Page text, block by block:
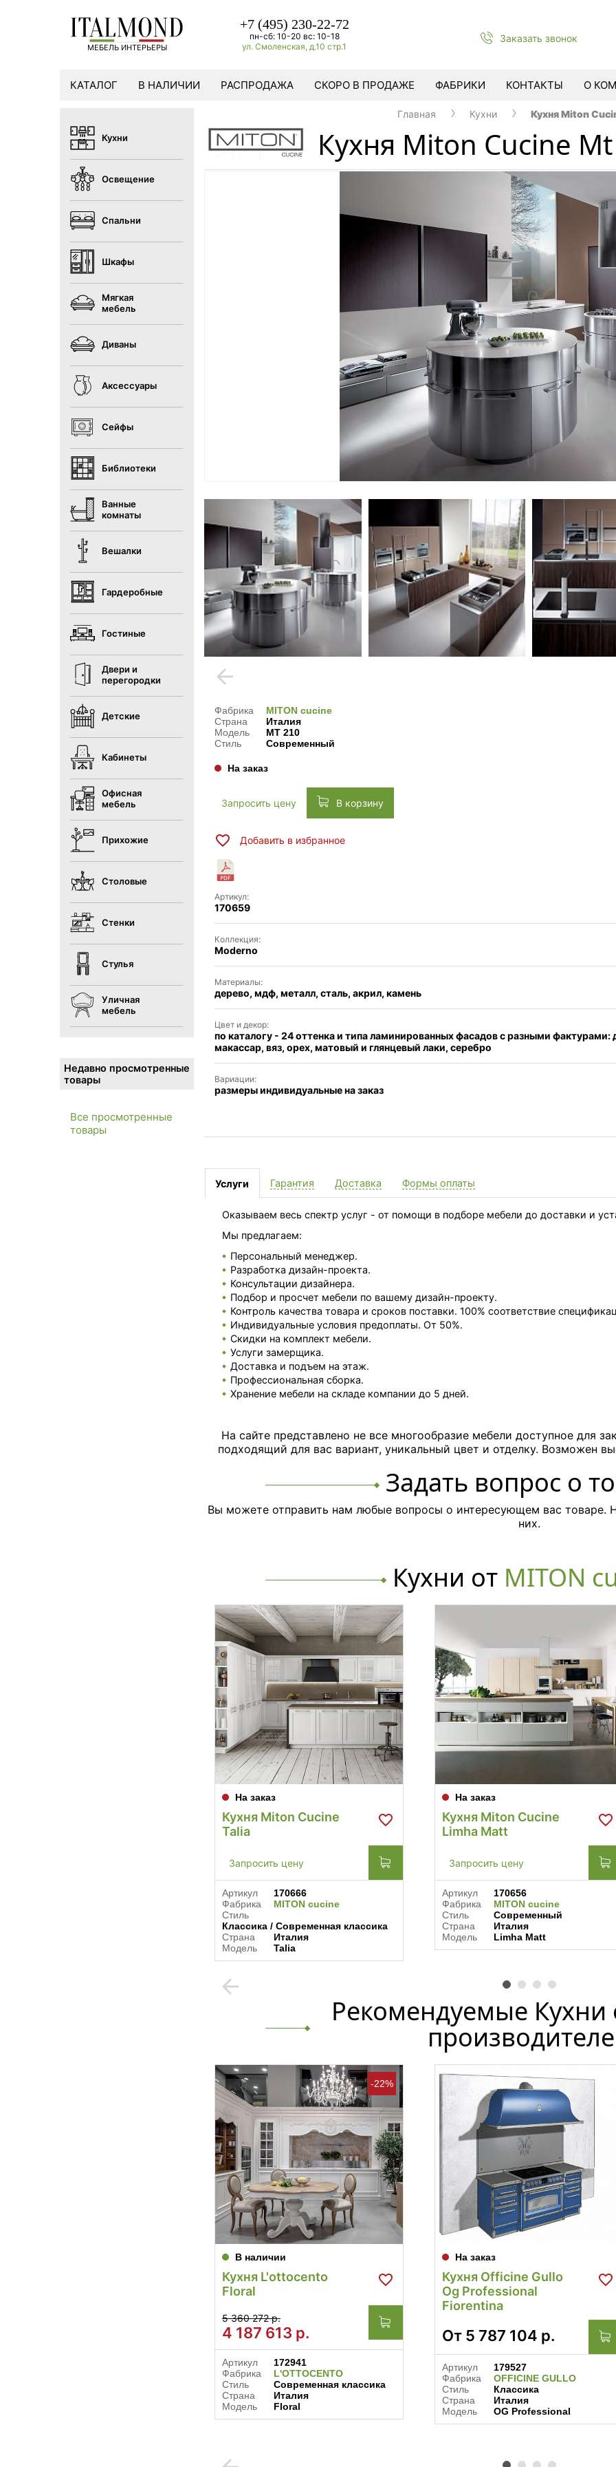
МЕБЕЛЬ ИНТЕРЬЕРЫ
+7 (495) 230-22-72
пн-сб: 10-20 вс: 10-18
ул. Смоленская, д.10 стр.1
Заказать звонок
КАТАЛОГ В НАЛИЧИИ РАСПРОДАЖА СКОРО В ПРОДАЖЕ ФАБРИКИ КОНТАКТЫ О
Кухни
Освещение
Спальни
Шкафы
Мягкая
мебель
Диваны
Аксессуары
Сейфы
Библиотеки
Ванные
комнаты
Вешалки
Гардеробные
Гостиные
Двери и
перегородки
Детские
Кабинеты
Офисная
мебель
Прихожие
Столовые
Стенки
Стулья
Уличная
мебель
Недавно просмотренные
товары
Все просмотренные
товары
Главная Кухни Кухня Miton
Кухня Miton Cucine
arrow_back
Фабрика
MITON cucine
Страна
Италия
Модель
MT 210
Стиль
Современный
На заказ
Запросить цену В корзину
Добавить в избранное
Артикул:
170659
Коллекция:
Moderno
Материалы:
дерево, мдф, металл, сталь, акрил, камень
Цвет и декор:
по каталогу - 24 оттенка и типа ламинированных фасадов с разными фактурами:
макассар, вяз, орех, матовый и глянцевый лаки, серебро
Вариации:
размеры индивидуальные на заказ
Услуги
Оказываем весь спектр услуг - от помощи в подборе мебели до доставки и
Мы предлагаем:
Персональный менеджер.
Разработка дизайн-проекта.
Консультации дизайнера.
Подбор и просчет мебели по вашему дизайн-проекту.
Контроль качества товара и сроков поставки. 100% соответствие
Индивидуальные условия предоплаты. От 50%.
Скидки на комплект мебели.
Услуги замерщика.
Доставка и подъем на этаж.
Профессиональная сборка.
Хранение мебели на складе компании до 5 дней.
Гарантия Доставка Формы оплаты
На сайте представлено не все многообразие мебели доступное для
подходящий для вас вариант, уникальный цвет и отделку. Возможен
Задать вопрос о
Вы можете отправить нам любые вопросы о интересующем вас товаре.
них.
Кухни от MITON
На заказ
Кухня Miton Cucine
Talia
Запросить цену
Артикул
170666
Фабрика
MITON cucine
Стиль
Классика / Современная классика
Страна
Италия
Модель
Talia
На заказ
Кухня Miton Cucine
Limha Matt
Запросить цену
Артикул
170656
Фабрика
MITON cucine
Стиль
Современный
Страна
Италия
Модель
Limha Matt
arrow_back
Рекомендуемые Кухни
-22%
В наличии
Кухня L'ottocento
Floral
5 360 272 р.
4 187 613 р.
Артикул
172941
Фабрика
L'OTTOCENTO
Стиль
Современная классика
Страна
Италия
Модель
Floral
На заказ
Кухня Officine Gullo
Og Professional
Fiorentina
От 5 787 104 р.
Артикул
179527
Фабрика
OFFICINE GULLO
Стиль
Классика
Страна
Италия
Модель
OG Professional